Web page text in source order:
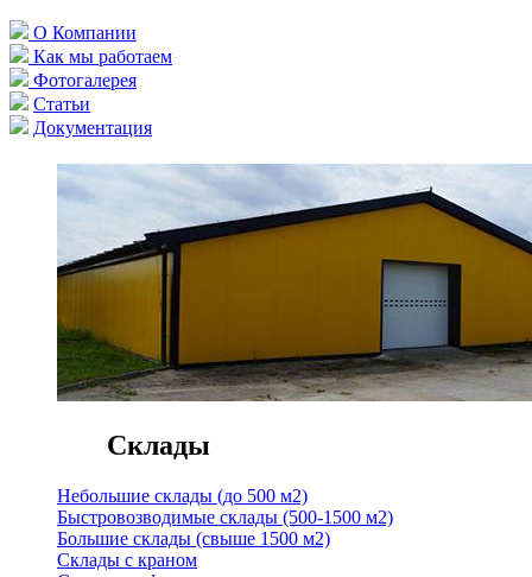
О Компании
Как мы работаем
Фотогалерея
Статьи
Документация
Склады
Небольшие склады (до 500 м2)
Быстровозводимые склады (500-1500 м2)
Большие склады (свыше 1500 м2)
Склады с краном